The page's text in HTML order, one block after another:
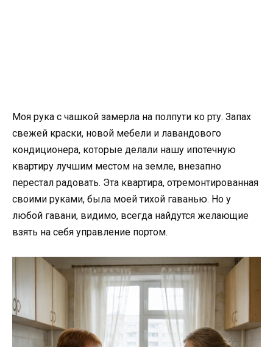
Моя рука с чашкой замерла на полпути ко рту. Запах
свежей краски, новой мебели и лавандового
кондиционера, которые делали нашу ипотечную
квартиру лучшим местом на земле, внезапно
перестал радовать. Эта квартира, отремонтированная
своими руками, была моей тихой гаванью. Но у
любой гавани, видимо, всегда найдутся желающие
взять на себя управление портом.